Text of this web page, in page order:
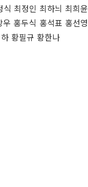
최정인 최하늬 최희윤
홍두식 홍석표 홍선영
황필규 황한나